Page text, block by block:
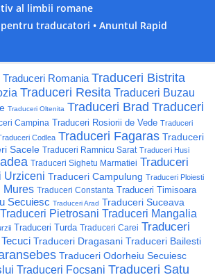
al limbii romane
pentru traducatori • Anuntul Rapid
Traduceri Romania Traduceri Bistrita
Traduceri Resita Traduceri Buzau
Traduceri Oltenita Traduceri Brad Traduceri
Campina Traduceri Rosiorii de Vede Traduceri
Codlea Traduceri Fagaras Traduceri
Sacele Traduceri Ramnicu Sarat Traduceri Husi
Traduceri Sighetu Marmatiei Traduceri
Urziceni Traduceri Campulung Traduceri Ploiesti
Mures Traduceri Constanta Traduceri Timisoara
Secuiesc Traduceri Arad Traduceri Suceava
Traduceri Pietrosani Traduceri Mangalia
Traduceri Turda Traduceri Carei Traduceri
Traduceri Dragasani Traduceri Bailesti
Traduceri Odorheiu Secuiesc
Traduceri Focsani Traduceri Satu